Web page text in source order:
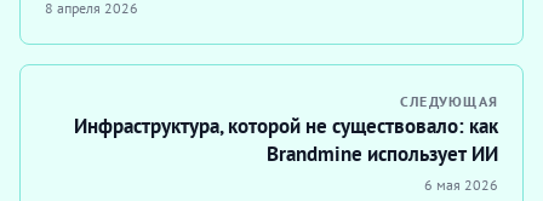
8 апреля 2026
СЛЕДУЮЩАЯ
Инфраструктура, которой не существовало: как
Brandmine использует ИИ
6 мая 2026